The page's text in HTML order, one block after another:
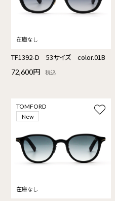
TF1392-D 53サイズ color.01B
72,600円 税込
TOMFORD
New